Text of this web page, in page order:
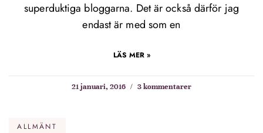
superduktiga bloggarna. Det är också därför jag
endast är med som en
LÄS MER »
21 januari, 2016 3 kommentarer
ALLMÄNT